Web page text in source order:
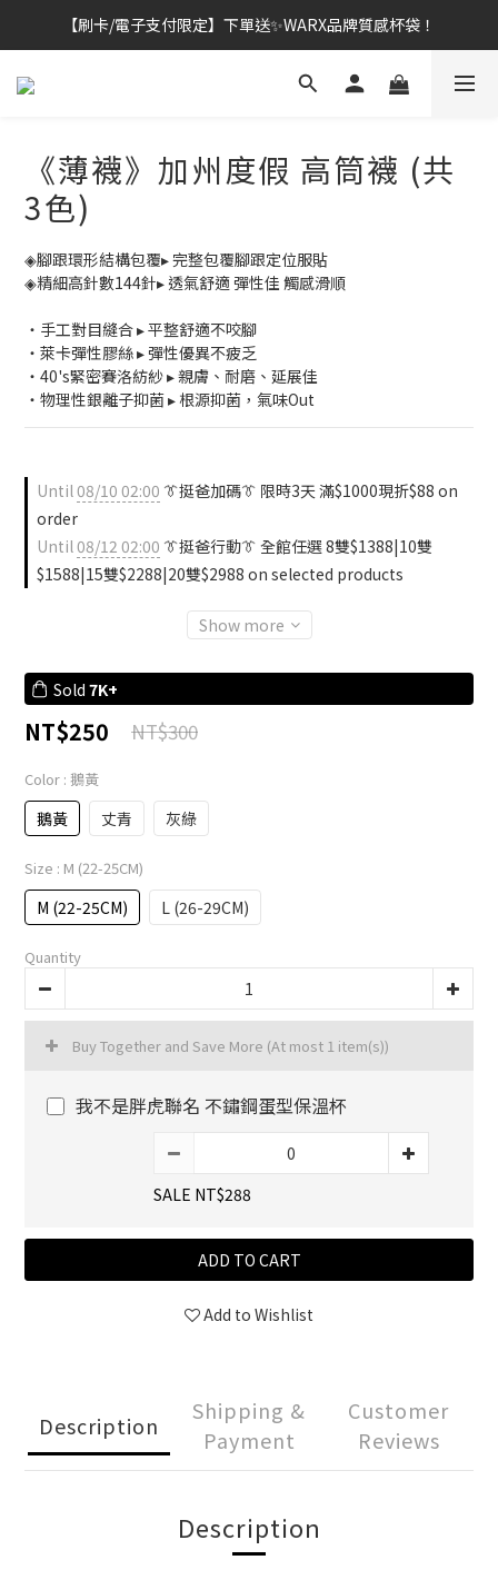
👔挺爸行動：全館襪款【最低$149起】✨立即下單！
【刷卡/電子支付限定】下單送✨WARX品牌質感杯袋！
👔挺爸行動：全館襪款【最低$149起】✨立即下單！
《薄襪》加州度假 高筒襪 (共
3色)
◈腳跟環形結構包覆▸ 完整包覆腳跟定位服貼
◈精細高針數144針▸ 透氣舒適 彈性佳 觸感滑順
・手工對目縫合 ▸ 平整舒適不咬腳
・萊卡彈性膠絲 ▸ 彈性優異不疲乏
・40's緊密賽洛紡紗 ▸ 親膚、耐磨、延展佳
・物理性銀離子抑菌 ▸ 根源抑菌，氣味Out
Until08/10 02:00 👔挺爸加碼👔 限時3天 滿$1000現折$88 on
order
Until08/12 02:00 👔挺爸行動👔 全館任選 8雙$1388|10雙
$1588|15雙$2288|20雙$2988 on selected products
Show more
Sold 7K+
NT$250 NT$300
Color : 鵝黃
鵝黃 丈青 灰綠
Size : M (22-25CM)
M (22-25CM) L (26-29CM)
Quantity
Buy Together and Save More (At most 1 item(s))
我不是胖虎聯名 不鏽鋼蛋型保溫杯
SALE NT$288
ADD TO CART
Add to Wishlist
Description
Shipping &
Payment
Customer
Reviews
Description